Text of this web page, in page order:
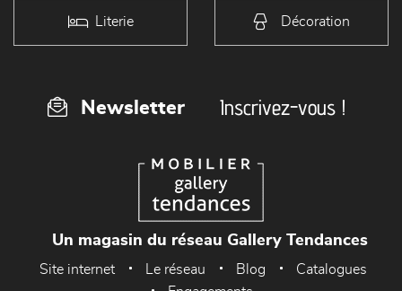
Literie Décoration
Newsletter Inscrivez-vous !
Un magasin du réseau Gallery Tendances
Site internet Le réseau Blog
Catalogues